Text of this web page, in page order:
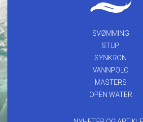
SVØMMING
STUP
SYNKRON
VANNPOLO
MASTERS
OPEN WATER